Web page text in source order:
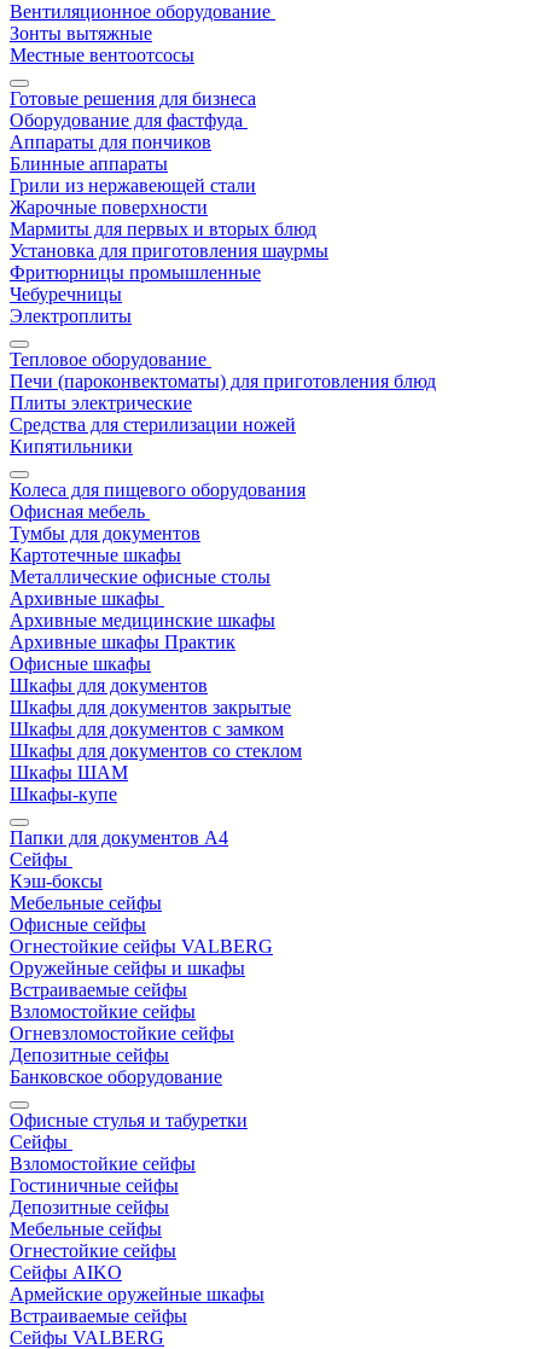
Вентиляционное оборудование
Зонты вытяжные
Местные вентоотсосы
Готовые решения для бизнеса
Оборудование для фастфуда
Аппараты для пончиков
Блинные аппараты
Грили из нержавеющей стали
Жарочные поверхности
Мармиты для первых и вторых блюд
Установка для приготовления шаурмы
Фритюрницы промышленные
Чебуречницы
Электроплиты
Тепловое оборудование
Печи (пароконвектоматы) для приготовления блюд
Плиты электрические
Средства для стерилизации ножей
Кипятильники
Колеса для пищевого оборудования
Офисная мебель
Тумбы для документов
Картотечные шкафы
Металлические офисные столы
Архивные шкафы
Архивные медицинские шкафы
Архивные шкафы Практик
Офисные шкафы
Шкафы для документов
Шкафы для документов закрытые
Шкафы для документов с замком
Шкафы для документов со стеклом
Шкафы ШАМ
Шкафы-купе
Папки для документов A4
Сейфы
Кэш-боксы
Мебельные сейфы
Офисные сейфы
Огнестойкие сейфы VALBERG
Оружейные сейфы и шкафы
Встраиваемые сейфы
Взломостойкие сейфы
Огневзломостойкие сейфы
Депозитные сейфы
Банковское оборудование
Офисные стулья и табуретки
Сейфы
Взломостойкие сейфы
Гостиничные сейфы
Депозитные сейфы
Мебельные сейфы
Огнестойкие сейфы
Сейфы AIKO
Армейские оружейные шкафы
Встраиваемые сейфы
Сейфы VALBERG